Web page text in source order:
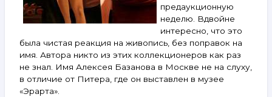
предаукционную
неделю. Вдвойне
интересно, что это
была чистая реакция на живопись, без поправок на
имя. Автора никто из этих коллекционеров как раз
не знал. Имя Алексея Базанова в Москве не на слуху,
в отличие от Питера, где он выставлен в музее
«Эрарта».